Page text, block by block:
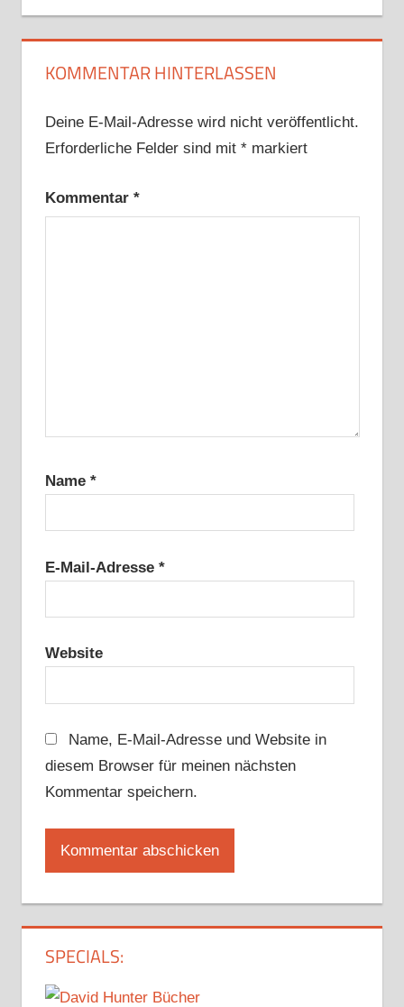
KOMMENTAR HINTERLASSEN
Deine E-Mail-Adresse wird nicht veröffentlicht.
Erforderliche Felder sind mit *markiert
Kommentar *
Name *
E-Mail-Adresse *
Website
Name, E-Mail-Adresse und Website in
diesem Browser für meinen nächsten
Kommentar speichern.
SPECIALS: